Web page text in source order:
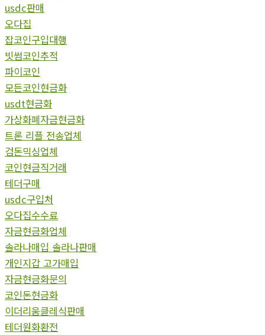
usdc판매
오다집
잡코인구입대행
빗썸코인추적
파이코인
모든코인현금화
usdt현금화
가상화폐자금현금화
트론 리플 전송업체
검돈믹싱업체
코인현금직거래
테더구매
usdc구입처
오다집수수료
자금현금화업체
솔라나매입 솔라나판매
개인지갑 고가매입
자금현금화문의
코인돈현금화
이더리움클레식판매
테더원화환전